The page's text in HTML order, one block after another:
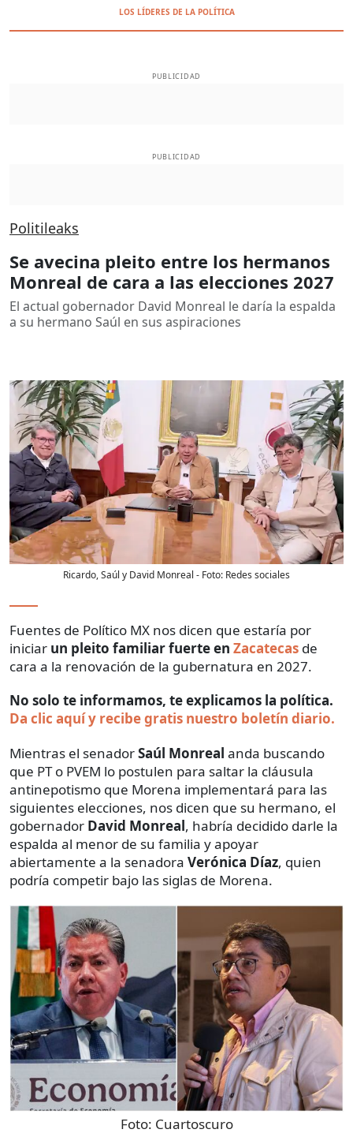
LOS LÍDERES DE LA POLÍTICA
PUBLICIDAD
PUBLICIDAD
Politileaks
Se avecina pleito entre los hermanos
Monreal de cara a las elecciones 2027
El actual gobernador David Monreal le daría la espalda
a su hermano Saúl en sus aspiraciones
Ricardo, Saúl y David Monreal - Foto: Redes sociales
Fuentes de Político MX nos dicen que estaría por
iniciar un pleito familiar fuerte en Zacatecas de
cara a la renovación de la gubernatura en 2027.
No solo te informamos, te explicamos la política.
Da clic aquí y recibe gratis nuestro boletín diario.
Mientras el senadorSaúl Monreal anda buscando
que PT o PVEM lo postulen para saltar la cláusula
antinepotismo que Morena implementará para las
siguientes elecciones, nos dicen que su hermano, el
gobernador David Monreal, habría decidido darle la
espalda al menor de su familia y apoyar
abiertamente a la senadora Verónica Díaz, quien
podría competir bajo las siglas de Morena.
Foto: Cuartoscuro